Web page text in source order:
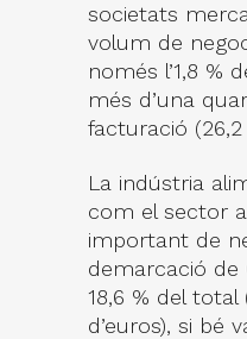
societats
volum de
només l’1,8 %
més d’una
facturació (26,2
La indústria
com el sector
important de
demarcació de
18,6 % del total
d’euros), si bé